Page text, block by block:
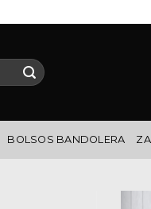
BOLSOS BANDOLERA